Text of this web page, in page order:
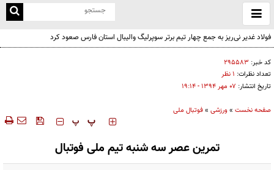
باز
و
فولاد غدیر نی‌ریز به جمع چهار تیم برتر سوپرلیگ والیبال استان فارس صعود کرد
کد خبر: ۲۹۵۵۸۳
تعداد نظرات: ۱ نظر
تاریخ انتشار: ۰۷ مهر ۱۳۹۴ - ۱۹:۱۴
صفحه نخست »ورزشی »فوتبال ملی
‍‍‍ پ پ
تمرین عصر سه شنبه تیم ملی فوتبال